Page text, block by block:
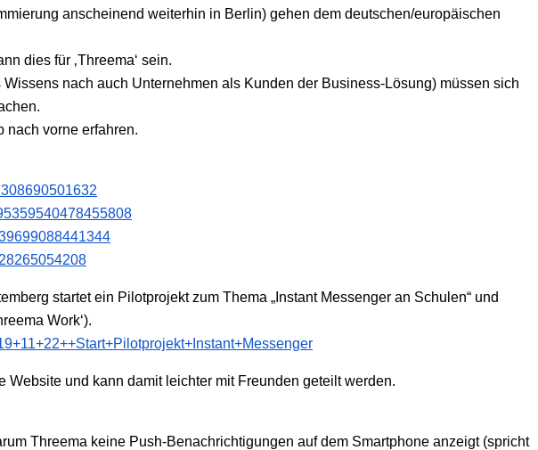
anscheinend weiterhin in Berlin) gehen dem deutschen/europäischen
dies für ‚Threema‘ sein.
Wissens nach auch Unternehmen als Kunden der Business-Lösung) müssen sich
nach vorne erfahren.
startet ein Pilotprojekt zum Thema „Instant Messenger an Schulen“ und
Work‘).
Website und kann damit leichter mit Freunden geteilt werden.
Threema keine Push-Benachrichtigungen auf dem Smartphone anzeigt (spricht